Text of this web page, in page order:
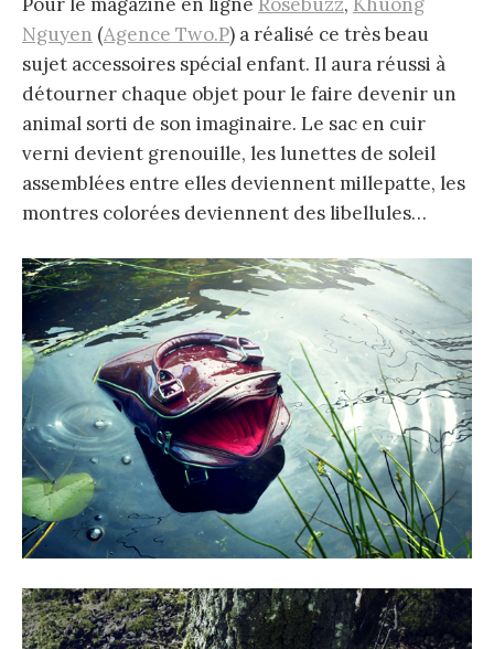
Nguyen (Agence Two.P) a réalisé ce très beau
sujet accessoires spécial enfant. Il aura réussi à
détourner chaque objet pour le faire devenir un
animal sorti de son imaginaire. Le sac en cuir
verni devient grenouille, les lunettes de soleil
assemblées entre elles deviennent millepatte, les
montres colorées deviennent des libellules…